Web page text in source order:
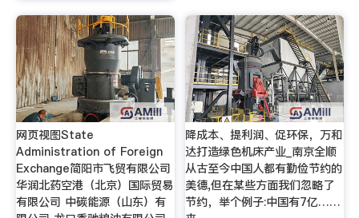
网页视图State
Administration of Foreign
Exchange简阳市飞贸有限公司
华润北药空港（北京）国际贸易
有限公司 中碳能源（山东）有
降成本、提利润、促环保，万和
达打造绿色机床产业_南京全顺
从古至今中国人都有勤俭节约的
美德,但在某些方面我们忽略了
节约，举个例子:中国有7亿……